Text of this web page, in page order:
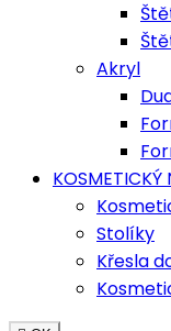
Akryl
KOSMETICKÝ
Stolíky
Křesla